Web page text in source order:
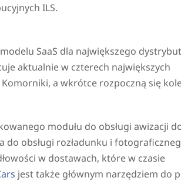
ILS.
SaaS dla największego
aktualnie w czterech największych
a wkrótce rozpoczną się
modułu do obsługi awizacji
obsługi rozładunku i
w dostawach, które w czasie
jest także głównym narzędziem do